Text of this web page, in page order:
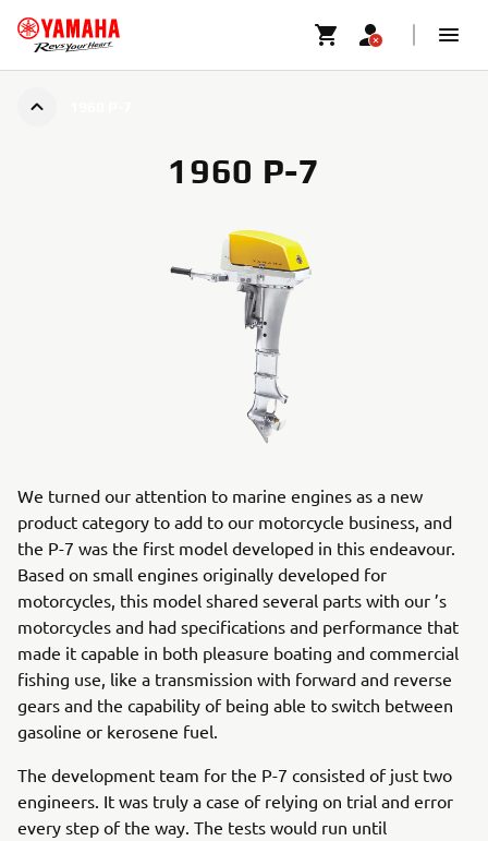
1960 P-7
We turned our attention to marine engines as a new
product category to add to our motorcycle business, and
the P-7 was the first model developed in this endeavour.
Based on small engines originally developed for
motorcycles, this model shared several parts with our ’s
motorcycles and had specifications and performance that
made it capable in both pleasure boating and commercial
fishing use, like a transmission with forward and reverse
gears and the capability of being able to switch between
gasoline or kerosene fuel.
The development team for the P-7 consisted of just two
engineers. It was truly a case of relying on trial and error
every step of the way. The tests would run until